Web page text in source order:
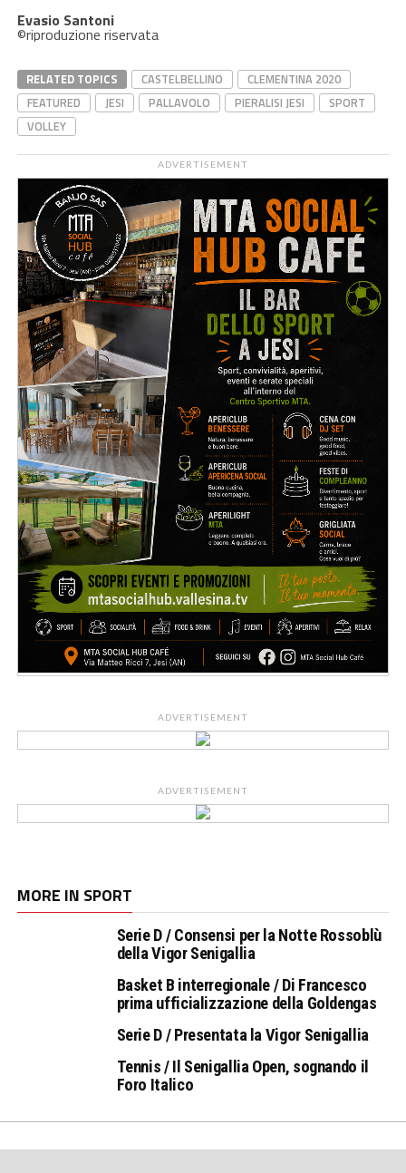
Evasio Santoni
©riproduzione riservata
RELATED TOPICS CASTELBELLINO
CLEMENTINA 2020
FEATURED
JESI PALLAVOLO PIERALISI JESI
SPORT
VOLLEY
ADVERTISEMENT
ADVERTISEMENT
ADVERTISEMENT
MORE IN SPORT
Serie D / Consensi per la Notte Rossoblù
della Vigor Senigallia
Basket B interregionale / Di Francesco
prima ufficializzazione della Goldengas
Serie D / Presentata la Vigor Senigallia
Tennis / Il Senigallia Open, sognando il
Foro Italico